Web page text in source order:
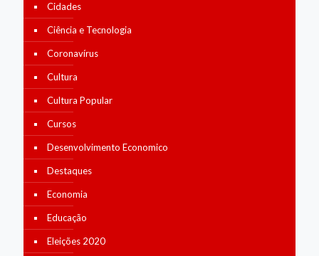
Cidades
Ciência e Tecnologia
Coronavírus
Cultura
Cultura Popular
Cursos
Desenvolvimento Economico
Destaques
Economia
Educação
Eleições 2020